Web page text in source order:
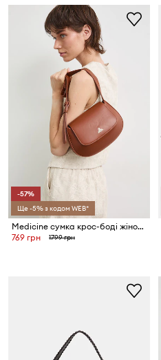
-57%
Ще -5% з кодом WEB*
Medicine сумка крос-боді жіноча
769 грн
1799 грн